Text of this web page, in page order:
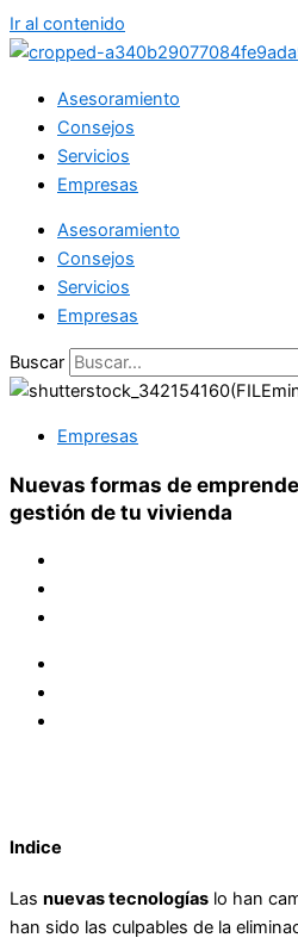
Ir al contenido
Asesoramiento
Consejos
Servicios
Empresas
Asesoramiento
Consejos
Servicios
Empresas
Buscar
Empresas
Nuevas formas de
gestión de tu vivienda
Indice
Las nuevas tecnologías lo han
han sido las culpables de la